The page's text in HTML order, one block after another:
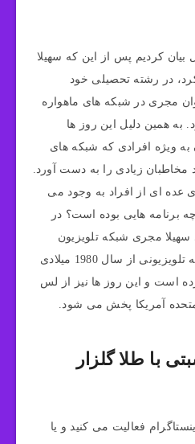
کردیم پس از این که سهیلا
در رشته تحصیلی خود
مجری در شبکه‌ های ماهواره‌
به همین دلیل این روز ها
به ویژه افرادی که شبکه‌ های
مخاطبان زیادی را به دست آورد.
عده‌ ای از افراد به وجود می
برنامه هایی بوده است؟ در
سهیلا مجری شبکه تلویزیون
ایران (ITN) است. این شبکه تلویزیونی از سال 1980 میلادی
است و این روز ها نیز از لس
متحده آمریکا پخش می شود.
با طلا گلزار
فعالیت می کنید و یا